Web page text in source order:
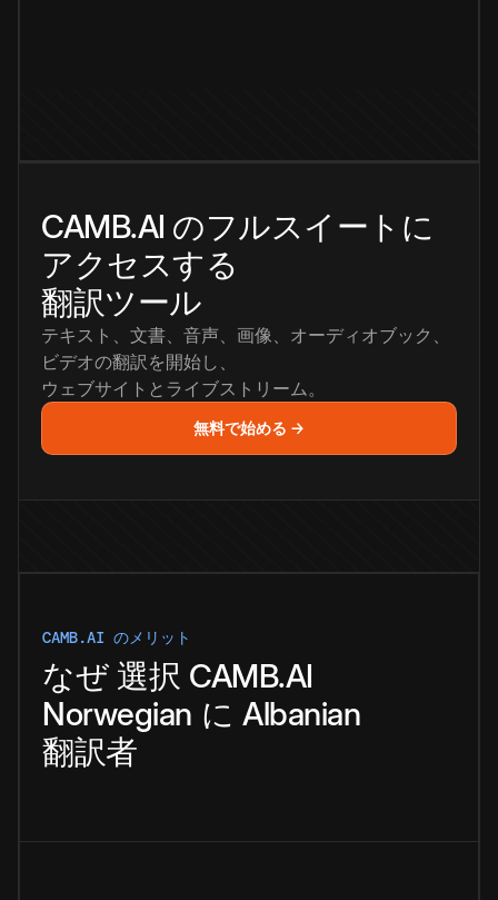
CAMB.AI のフルスイートに
アクセスする
翻訳ツール
テキスト、文書、音声、画像、オーディオブック、
ビデオの翻訳を開始し、
ウェブサイトとライブストリーム。
無料で始める →
CAMB.AI のメリット
なぜ 選択 CAMB.AI
Norwegian に Albanian
翻訳者